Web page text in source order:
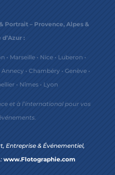
Portrait – Provence, Alpes &
d’Azur :
• Marseille• Nice• Luberon •
Annecy• Chambéry• Genève•
• Nîmes• Lyon
et à l’international pour vos
Entreprise & Événementiel,
www.Flotographie.com